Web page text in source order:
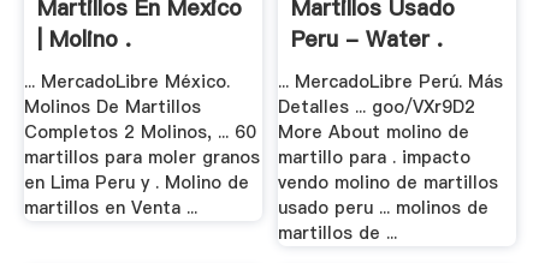
Martillos En Mexico
| Molino .
... MercadoLibre México.
Molinos De Martillos
Completos 2 Molinos, ... 60
martillos para moler granos
en Lima Peru y . Molino de
martillos en Venta ...
Martillos Usado
Peru - Water .
... MercadoLibre Perú. Más
Detalles ... goo/VXr9D2
More About molino de
martillo para . impacto
vendo molino de martillos
usado peru ... molinos de
martillos de ...